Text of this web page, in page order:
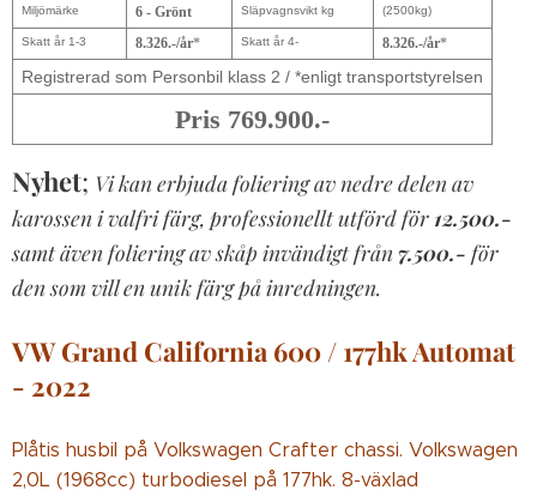
Miljömärke 6 - Grönt Släpvagnsvikt kg (2500kg)
Skatt år 1-3 8.326.-/år* Skatt år 4- 8.326.-/år*
Registrerad som Personbil klass 2 / *enligt transportstyrelsen
Pris 769.900.-
Nyhet; Vi kan erbjuda foliering av nedre delen av
karossen i valfri färg, professionellt utförd för 12.500.-
samt även foliering av skåp invändigt från7.500.- för
den som vill en unik färg på inredningen.
VW Grand California 600 / 177hk Automat
- 2022
Plåtis husbil på Volkswagen Crafter chassi. Volkswagen
2,0L (1968cc) turbodiesel på 177hk. 8-växlad